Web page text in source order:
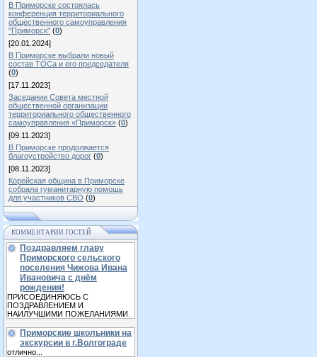
В Приморске состоялась
конференция территориального
общественного самоуправления
"Приморск" (0)
[20.01.2024]
В Приморске выбрали новый
состав ТОСа и его председателя
(0)
[17.11.2023]
Заседании Совета местной
общественной организации
территориального общественного
самоуправления «Приморск» (0)
[09.11.2023]
В Приморске продолжается
благоустройство дорог (0)
[08.11.2023]
Корейская община в Приморске
собрала гуманитарную помощь
для участников СВО (0)
КОММЕНТАРИИ ГОСТЕЙ
Поздравляем главу
Приморского сельского
поселения Чижова Ивана
Ивановича с днём
рождения!
ПРИСОЕДИНЯЮСЬ С
ПОЗДРАВЛЕНИЕМ И
НАИЛУЧШИМИ ПОЖЕЛАНИЯМИ.
Приморские школьники на
экскурсии в г.Волгограде
отлично...